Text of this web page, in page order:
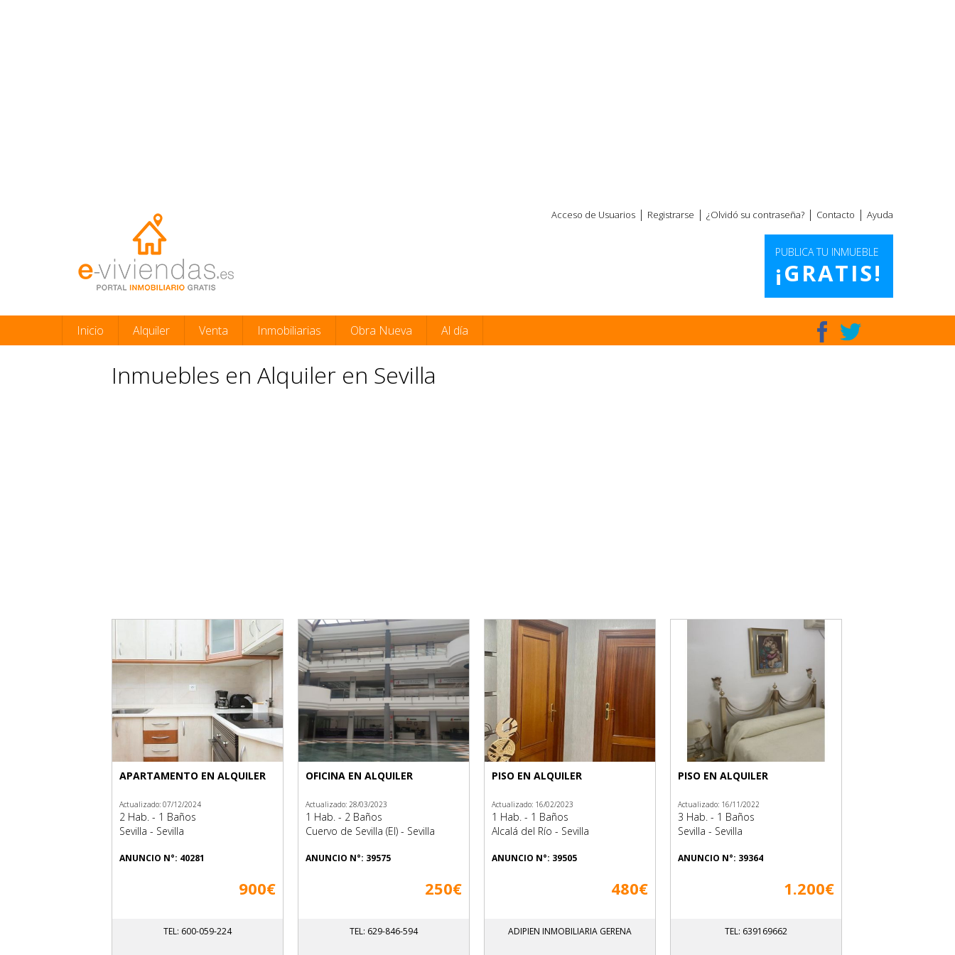
Acceso de Usuarios | Registrarse | ¿Olvidó su contraseña? | Contacto | Ayuda
PUBLICA TU INMUEBLE
¡GRATIS!
Inicio Alquiler Venta Inmobiliarias Obra Nueva Al día
Inmuebles en Alquiler en Sevilla
APARTAMENTO EN ALQUILER
Actualizado: 07/12/2024
2 Hab. - 1 Baños
Sevilla - Sevilla
ANUNCIO N°: 40281
900€
TEL: 600-059-224
OFICINA EN ALQUILER
Actualizado: 28/03/2023
1 Hab. - 2 Baños
Cuervo de Sevilla (El) - Sevilla
ANUNCIO N°: 39575
250€
TEL: 629-846-594
PISO EN ALQUILER
Actualizado: 16/02/2023
1 Hab. - 1 Baños
Alcalá del Río - Sevilla
ANUNCIO N°: 39505
480€
ADIPIEN INMOBILIARIA GERENA
PISO EN ALQUILER
Actualizado: 16/11/2022
3 Hab. - 1 Baños
Sevilla - Sevilla
ANUNCIO N°: 39364
1.200€
TEL: 639169662